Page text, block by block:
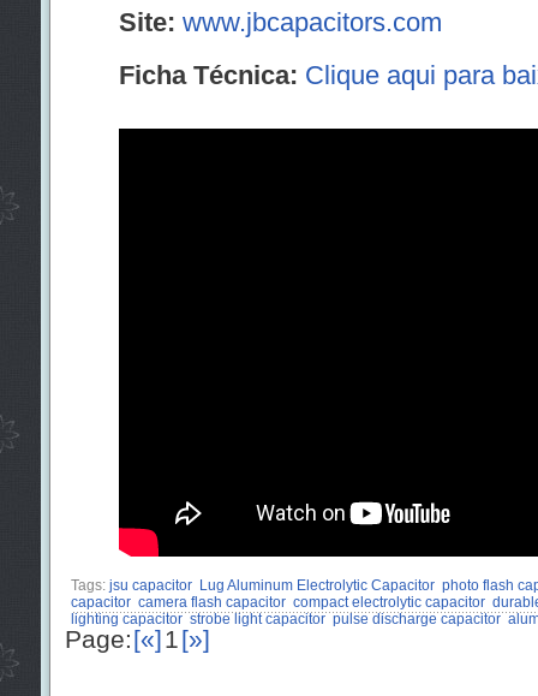
Site: www.jbcapacitors.com
Ficha Técnica: Clique aqui para
Tags: jsu capacitor Lug Aluminum Electrolytic Capacitor photo flash
capacitor camera flash capacitor compact electrolytic capacitor
lighting capacitor strobe light capacitor pulse discharge capacitor
Page:[«]1[»]